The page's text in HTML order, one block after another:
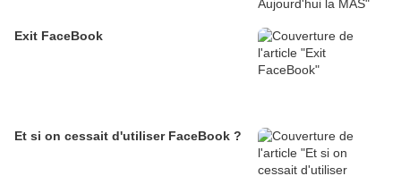
Exit FaceBook
Et si on cessait d'utiliser FaceBook ?